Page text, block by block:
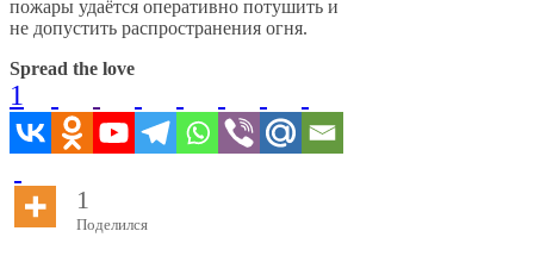
пожары удаётся оперативно потушить и
не допустить распространения огня.
Spread the love
1
1
Поделился